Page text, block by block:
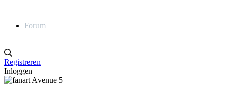
Forum
Registreren
Inloggen